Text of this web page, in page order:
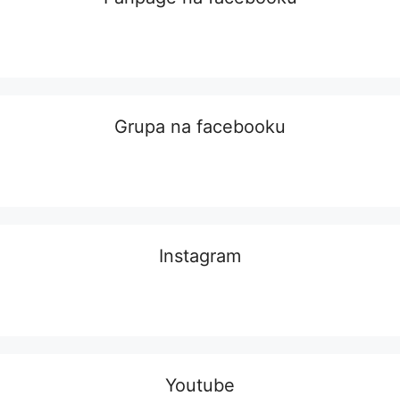
Grupa na facebooku
Instagram
Youtube